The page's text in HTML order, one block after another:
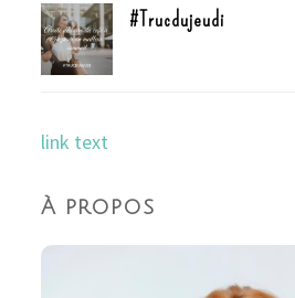
#Trucdujeudi
link text
À propos